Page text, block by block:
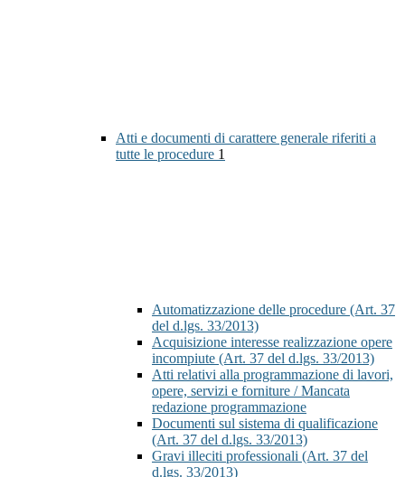
Atti e documenti di carattere generale riferiti a
tutte le procedure 1
Automatizzazione delle procedure (Art. 37
del d.lgs. 33/2013)
Acquisizione interesse realizzazione opere
incompiute (Art. 37 del d.lgs. 33/2013)
Atti relativi alla programmazione di lavori,
opere, servizi e forniture / Mancata
redazione programmazione
Documenti sul sistema di qualificazione
(Art. 37 del d.lgs. 33/2013)
Gravi illeciti professionali (Art. 37 del
d.lgs. 33/2013)